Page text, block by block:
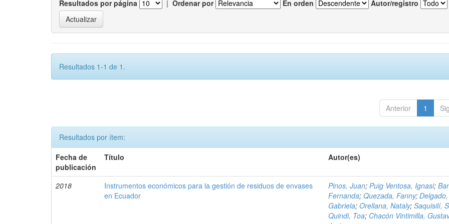
Resultados por página | Ordenar por En orden Autor/registro
Resultados 1-1 de 1.
Anterior 1
Resultados por ítem:
Fecha de
publicación
Título Autor(es)
2018
Instrumentos económicos para la gestión de residuos de envases
en Ecuador
Pinos, Juan;Puig Ventosa, Ignasi;
Fernanda;Quezada, Fanny;Delgado,
Gabriela;Orellana, Nataly;Saquisilí,
Quindi, Toa; Chacón Vintimilla,